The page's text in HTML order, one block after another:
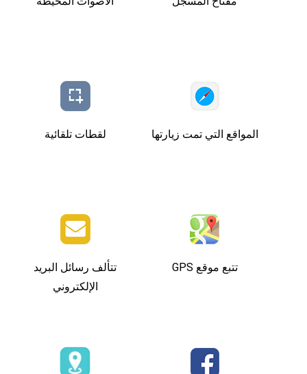
لقطات تلقائية المواقع التي تمت زيارتها
تتألف رسائل البريد
الإلكتروني
تتبع موقع GPS